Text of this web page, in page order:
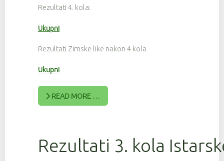
Rezultati 4. kola:
Ukupni
Rezultati Zimske like nakon 4 kola
Ukupni
READ MORE …
Rezultati 3. kola